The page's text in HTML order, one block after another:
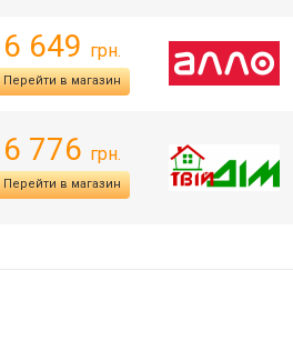
6 649 грн.
Перейти в магазин
6 776 грн.
Перейти в магазин